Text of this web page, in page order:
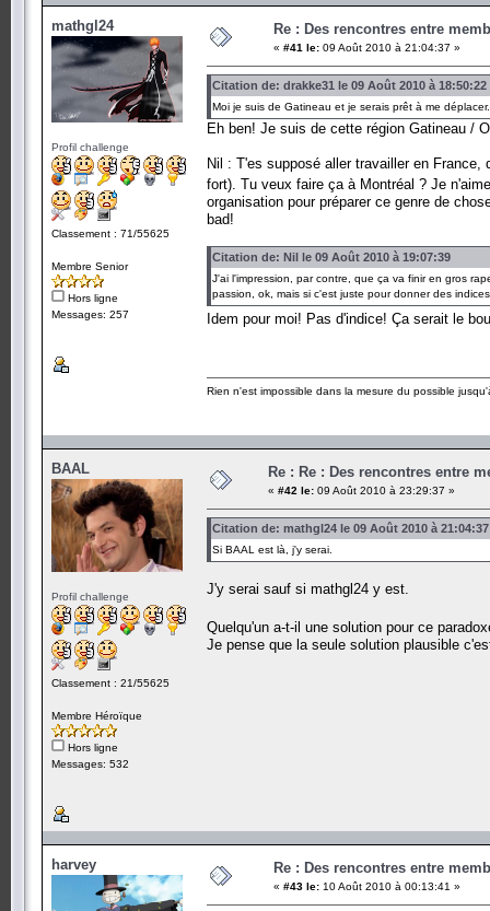
mathgl24
Profil challenge
Classement : 71/55625
Membre Senior
Hors ligne
Messages: 257
Re : Des rencontres entre
« #41 le: 09 Août 2010 à 21:04:37 »
Citation de: drakke31 le 09 Août 2010 à 18:50:22
Moi je suis de Gatineau et je serais prêt à me
Eh ben! Je suis de cette région Gatineau /
Nil : T'es supposé aller travailler en
fort). Tu veux faire ça à Montréal ? Je
organisation pour préparer ce genre de
bad!
Citation de: Nil le 09 Août 2010 à 19:07:39
J'ai l'impression, par contre, que ça va finir en gros
passion, ok, mais si c'est juste pour donner des
Idem pour moi! Pas d'indice! Ça serait le
Rien n'est impossible dans la mesure du possible
BAAL
Profil challenge
Classement : 21/55625
Membre Héroïque
Hors ligne
Messages: 532
Re : Re : Des rencontres entre
« #42 le: 09 Août 2010 à 23:29:37 »
Citation de: mathgl24 le 09 Août 2010 à 21:04:37
Si BAAL est là, j'y serai.
J'y serai sauf si mathgl24 y est.
Quelqu'un a-t-il une solution pour ce
Je pense que la seule solution plausible
harvey Re : Des rencontres entre
« #43 le: 10 Août 2010 à 00:13:41 »